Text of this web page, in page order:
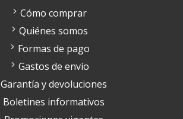
Cómo comprar
Quiénes somos
Formas de pago
Gastos de envío
Garantía y devoluciones
Boletines informativos